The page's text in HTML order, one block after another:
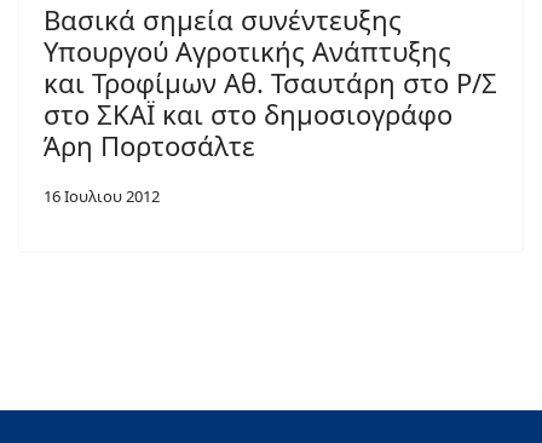
Βασικά σημεία συνέντευξης
Υπουργού Αγροτικής Ανάπτυξης
και Τροφίμων Αθ. Τσαυτάρη στο Ρ/Σ
στο ΣΚΑΪ και στο δημοσιογράφο
Άρη Πορτοσάλτε
16 Ιουλιου 2012